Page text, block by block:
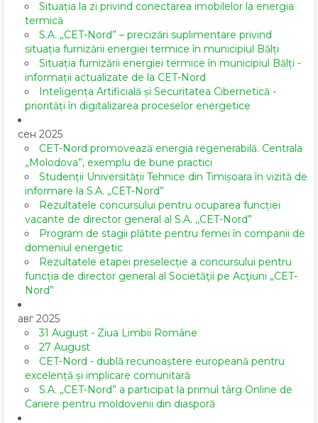
Situația la zi privind conectarea imobilelor la energia
termică
S.A. „CET-Nord” – precizări suplimentare privind
situația furnizării energiei termice în municipiul Bălți
Situația furnizării energiei termice în municipiul Bălți -
informații actualizate de la CET-Nord
Inteligența Artificială și Securitatea Cibernetică -
priorități în digitalizarea proceselor energetice
сен 2025
CET-Nord promovează energia regenerabilă. Centrala
„Molodova”, exemplu de bune practici
Studenții Universității Tehnice din Timișoara în vizită de
informare la S.A. „CET-Nord”
Rezultatele concursului pentru ocuparea funcției
vacante de director general al S.A. ,,CET-Nord”
Program de stagii plătite pentru femei în companii de
domeniul energetic
Rezultatele etapei preselecție a concursului pentru
funcția de director general al Societăţii pe Acţiuni „CET-
Nord”
авг 2025
31 August - Ziua Limbii Române
27 August
CET-Nord - dublă recunoaștere europeană pentru
excelență și implicare comunitară
S.A. „CET-Nord” a participat la primul târg Online de
Cariere pentru moldovenii din diasporă